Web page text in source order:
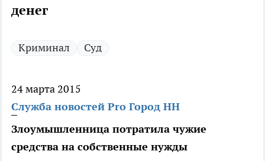
денег
Криминал Суд
24 марта 2015
Служба новостей Pro Город НН
Злоумышленница потратила чужие
средства на собственные нужды